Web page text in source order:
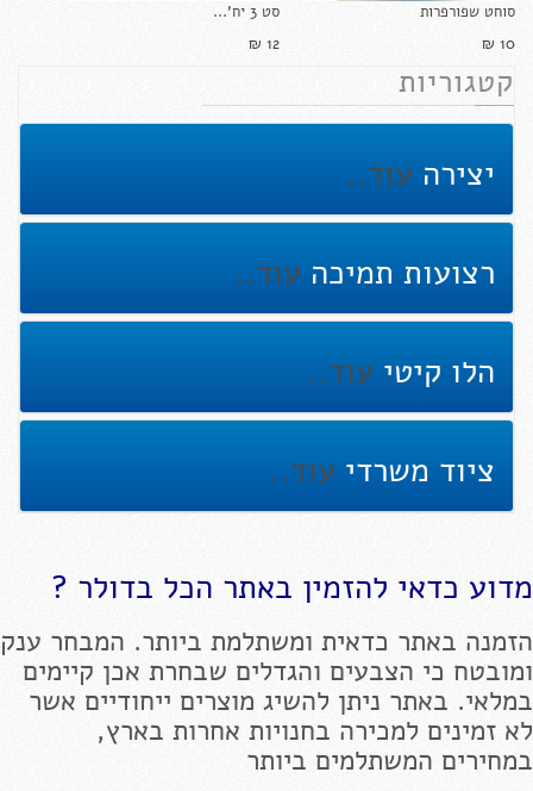
סט 3 יח'...
12 ₪‎
סוחט שפורפרות
10 ₪‎
קטגוריות
יצירה עוד..
רצועות תמיכה עוד..
הלו קיטי עוד..
ציוד משרדי עוד..
מדוע כדאי להזמין באתר הכל בדולר ?
הזמנה באתר כדאית ומשתלמת ביותר. המבחר ענק
ומובטח כי הצבעים והגדלים שבחרת אכן קיימים
במלאי. באתר ניתן להשיג מוצרים ייחודיים אשר
לא זמינים למכירה בחנויות אחרות בארץ,
במחירים המשתלמים ביותר